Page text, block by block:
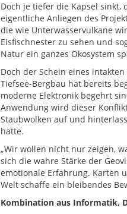
Doch je tiefer die Kapsel sinkt,
eigentliche Anliegen des
die wie Unterwasservulkane
Eisfischnester zu sehen und
Natur ein ganzes Ökosystem
Doch der Schein eines
Tiefsee-Bergbau hat bereits
moderne Elektronik begehrt
Anwendung wird dieser
Staubwolken auf und
hatte.
„Wir wollen nicht nur zeigen,
sich die wahre Stärke der
emotionale Erfahrung. Karten
Welt schaffe ein bleibendes
Kombination aus Informatik,